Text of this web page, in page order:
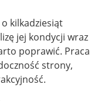
kilkadziesiąt
jej kondycji wraz
poprawić. Praca
strony,